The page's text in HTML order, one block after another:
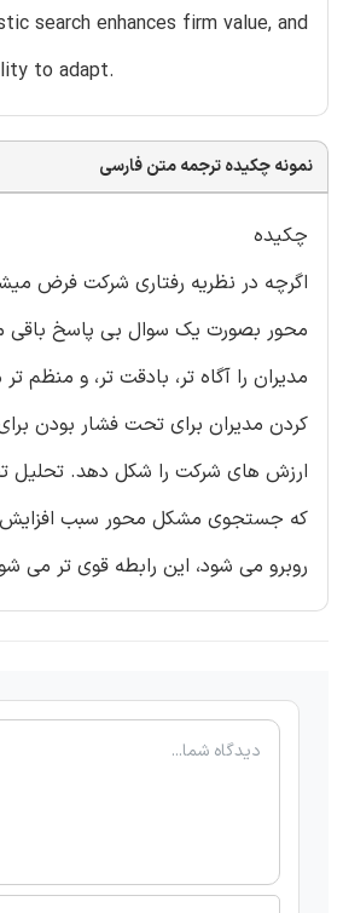
search enhances firm value, and
to adapt.
نمونه چکیده ترجمه متن فارسی
چکیده
اگرچه در نظریه رفتاری شرکت فرض
محور بصورت یک سوال بی پاسخ باقی
مدیران را آگاه تر، بادقت تر، و
کردن مدیران برای تحت فشار بودن برای
که جستجوی مشکل محور سبب افزایش
روبرو می شود، این رابطه قوی تر می